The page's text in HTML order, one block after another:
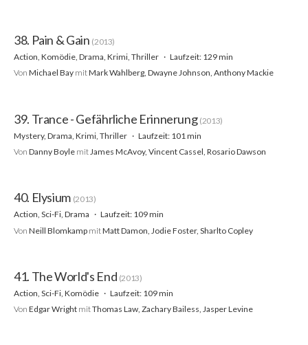
38. Pain & Gain (2013)
Action, Komödie, Drama, Krimi, Thriller
Laufzeit: 129 min
Von Michael Bay mitMark Wahlberg, Dwayne Johnson, Anthony Mackie
39. Trance - Gefährliche Erinnerung (2013)
Mystery, Drama, Krimi, Thriller
Laufzeit: 101 min
Von Danny Boyle mit James McAvoy, Vincent Cassel, Rosario Dawson
40. Elysium (2013)
Action, Sci-Fi, Drama
Laufzeit: 109 min
Von Neill Blomkamp mitMatt Damon, Jodie Foster, Sharlto Copley
41. The World's End (2013)
Action, Sci-Fi, Komödie
Laufzeit: 109 min
Von Edgar Wright mitThomas Law, Zachary Bailess, Jasper Levine